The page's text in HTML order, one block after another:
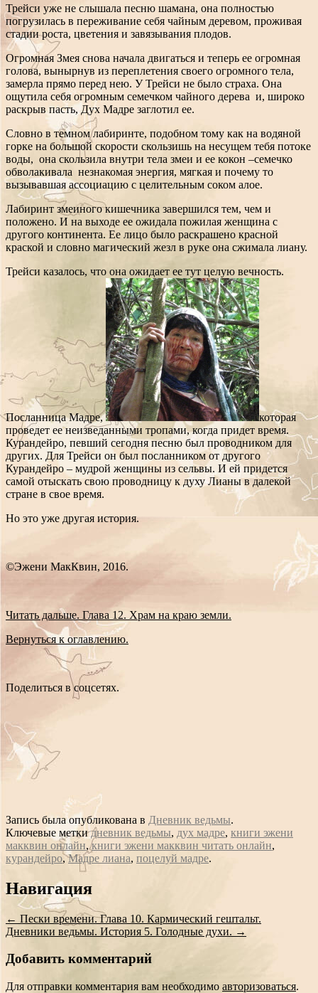
Трейси уже не слышала песню шамана, она полностью
погрузилась в переживание себя чайным деревом, проживая
стадии роста, цветения и завязывания плодов.
Огромная Змея снова начала двигаться и теперь ее огромная
голова, вынырнув из переплетения своего огромного тела,
замерла прямо перед нею. У Трейси не было страха. Она
ощутила себя огромным семечком чайного дерева и, широко
раскрыв пасть, Дух Мадре заглотил ее.
Словно в темном лабиринте, подобном тому как на водяной
горке на большой скорости скользишь на несущем тебя потоке
воды, она скользила внутри тела змеи и ее кокон –семечко
обволакивала незнакомая энергия, мягкая и почему то
вызывавшая ассоциацию с целительным соком алое.
Лабиринт змеиного кишечника завершился тем, чем и
положено. И на выходе ее ожидала пожилая женщина с
другого континента. Ее лицо было раскрашено красной
краской и словно магический жезл в руке она сжимала лиану.
Трейси казалось, что она ожидает ее тут целую вечность.
Посланница Мадре,
которая
проведет ее неизведанными тропами, когда придет время.
Курандейро, певший сегодня песню был проводником для
других. Для Трейси он был посланником от другого
Курандейро – мудрой женщины из сельвы. И ей придется
самой отыскать свою проводницу к духу Лианы в далекой
стране в свое время.
Но это уже другая история.
©Эжени МакКвин, 2016.
Читать дальше. Глава 12. Храм на краю земли.
Вернуться к оглавлению.
Поделиться в соцсетях.
Запись была опубликована в Дневник ведьмы.
Ключевые меткидневник ведьмы, дух мадре, книги эжени
макквин онлайн,книги эжени макквин читать онлайн,
курандейро,Мадре лиана, поцелуй мадре.
Сообщение
навигации
Навигация
← Пески времени. Глава 10. Кармический гештальт.
Дневники ведьмы. История 5. Голодные духи. →
Добавить комментарий
Для отправки комментария вам необходимо авторизоваться.